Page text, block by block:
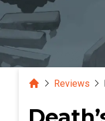
HomeReviews